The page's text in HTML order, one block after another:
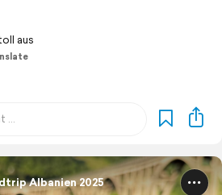
aus
Albanien 2025